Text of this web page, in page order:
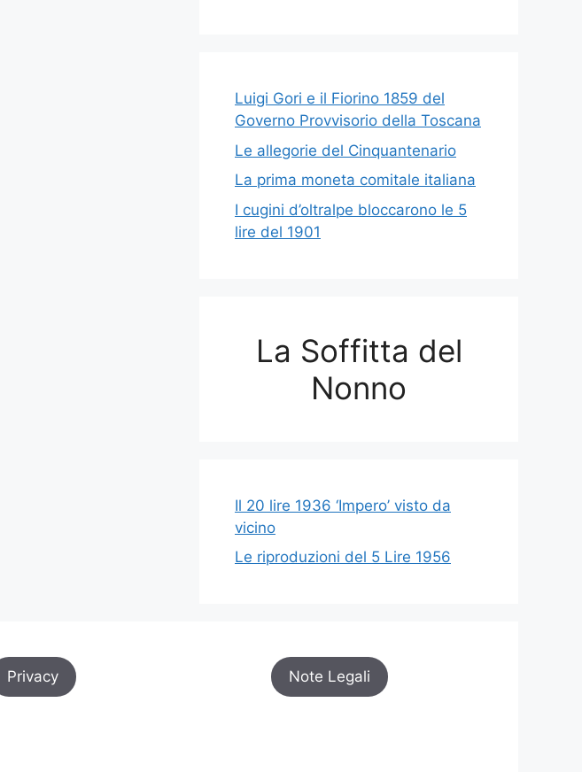
Luigi Gori e il Fiorino 1859 del
Governo Provvisorio della Toscana
Le allegorie del Cinquantenario
La prima moneta comitale italiana
I cugini d’oltralpe bloccarono le 5
lire del 1901
La Soffitta del
Nonno
Il 20 lire 1936 ‘Impero’ visto da
vicino
Le riproduzioni del 5 Lire 1956
Privacy Note Legali